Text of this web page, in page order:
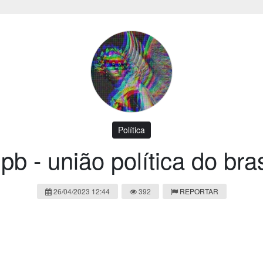
Política
- união política do
26/04/2023 12:44 392 REPORTAR